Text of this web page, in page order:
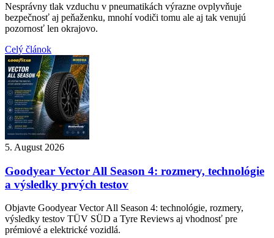
Nesprávny tlak vzduchu v pneumatikách výrazne ovplyvňuje
bezpečnosť aj peňaženku, mnohí vodiči tomu ale aj tak venujú
pozornosť len okrajovo.
Celý článok
5. August 2026
Goodyear Vector All Season 4: rozmery, technológie
a výsledky prvých testov
Objavte Goodyear Vector All Season 4: technológie, rozmery,
výsledky testov TÜV SÜD a Tyre Reviews aj vhodnosť pre
prémiové a elektrické vozidlá.